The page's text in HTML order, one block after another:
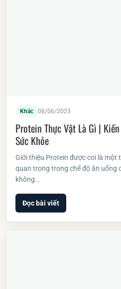
Khác 08/06/2023
Protein Thực Vật Là Gì |
Sức Khỏe
Giới thiệu Protein được coi là một
quan trọng trong chế độ ăn uống
không…
Đọc bài viết